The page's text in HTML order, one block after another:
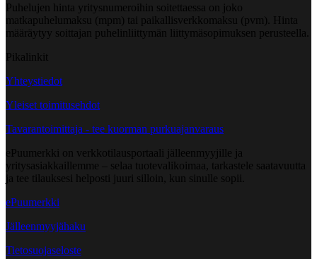
Puhelujen hinta yritysnumeroihin soitettaessa on joko
matkapuhelumaksu (mpm) tai paikallisverkkomaksu (pvm). Hinta
määräytyy soittajan puhelinliittymän liittymäsopimuksen perusteella.
Pikalinkit
Yhteystiedot
Yleiset toimitusehdot
Tavarantoimittaja - tee kuorman purkuajanvaraus
ePuumerkki on verkkotilausportaali jälleenmyyjille ja
yritysasiakkaillemme – selaa tuotevalikoimaa, tarkastele saatavuutta
ja tee tilauksesi helposti juuri silloin, kun sinulle sopii.
ePuumerkki
Jälleenmyyjähaku
Tietosuojaseloste